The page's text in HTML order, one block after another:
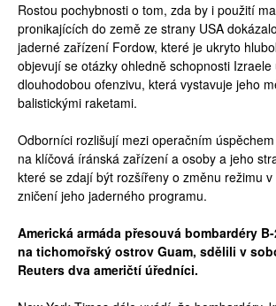
Rostou pochybnosti o tom, zda by i použití
pronikajících do země ze strany USA
jaderné zařízení Fordow, které je ukryto
objevují se otázky ohledně schopnosti Izraele
dlouhodobou ofenzivu, která vystavuje jeho
balistickými raketami.
Odborníci rozlišují mezi operačním
na klíčová íránská zařízení a osoby a jeho
které se zdají být rozšířeny o změnu režimu
zničení jeho jaderného programu.
Americká armáda přesouvá bombardéry
na tichomořský ostrov Guam, sdělili v
Reuters dva američtí úředníci.